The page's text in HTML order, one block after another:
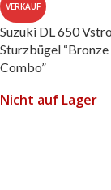
VERKAUF
Suzuki DL 650
Sturzbügel “Bronze
Combo”
Nicht auf Lager